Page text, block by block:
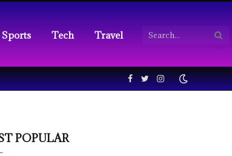
Sports Tech Travel
Facebook
TwitterInstagram
POPULAR